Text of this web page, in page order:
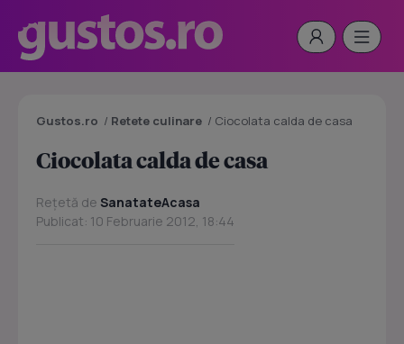
Gustos.ro / Retete culinare / Ciocolata calda de casa
Ciocolata calda de casa
Rețetă de SanatateAcasa
Publicat: 10 Februarie 2012, 18:44